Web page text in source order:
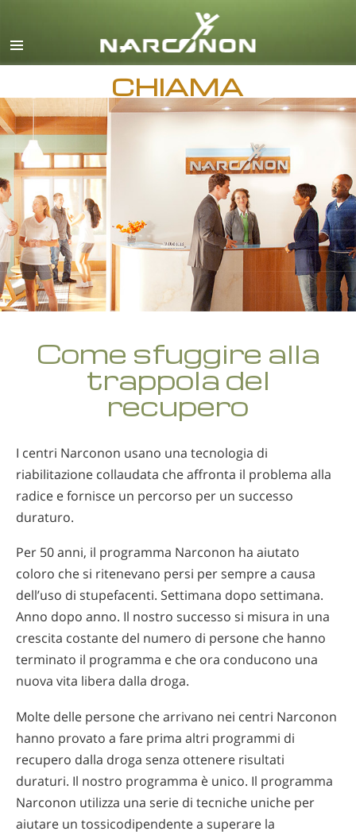
danese
tedesco
greco
francese
ebraico
ungherese
italiano
giapponese
macedone
norvegese
portoghese
svedese
cinese
croato
turco
Tutte le zone/lingue
CHIAMA
Come sfuggire alla
trappola del
recupero
I centri Narconon usano una tecnologia di
riabilitazione collaudata che affronta il problema alla
radice e fornisce un percorso per un successo
duraturo.
Per 50 anni, il programma Narconon ha aiutato
coloro che si ritenevano persi per sempre a causa
dell’uso di stupefacenti. Settimana dopo settimana.
Anno dopo anno. Il nostro successo si misura in una
crescita costante del numero di persone che hanno
terminato il programma e che ora conducono una
nuova vita libera dalla droga.
Molte delle persone che arrivano nei centri Narconon
hanno provato a fare prima altri programmi di
recupero dalla droga senza ottenere risultati
duraturi. Il nostro programma è unico. Il programma
Narconon utilizza una serie di tecniche uniche per
aiutare un tossicodipendente a superare la